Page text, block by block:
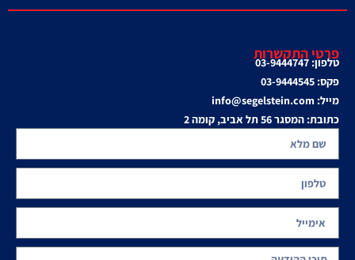
פרטי התקשרות
טלפון: 03-9444747
פקס: 03-9444545
מייל: info@segelstein.com
כתובת: המסגר 56 תל אביב, קומה 2